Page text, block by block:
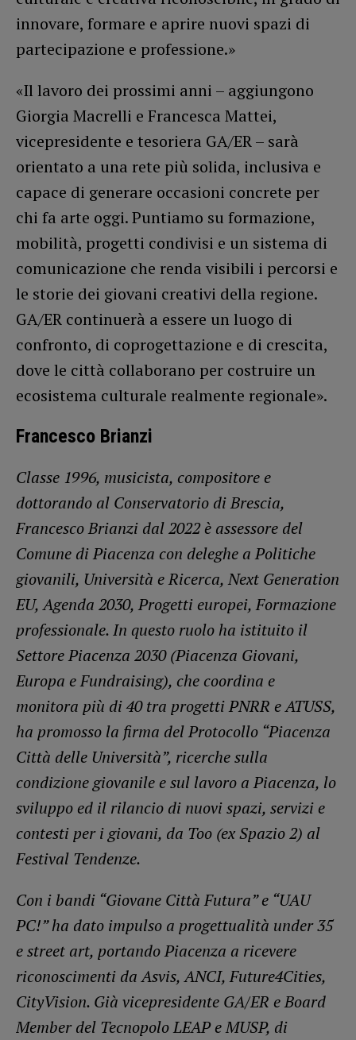
innovare, formare e aprire nuovi spazi di
partecipazione e professione.»
«Il lavoro dei prossimi anni – aggiungono
Giorgia Macrelli e Francesca Mattei,
vicepresidente e tesoriera GA/ER – sarà
orientato a una rete più solida, inclusiva e
capace di generare occasioni concrete per
chi fa arte oggi. Puntiamo su formazione,
mobilità, progetti condivisi e un sistema di
comunicazione che renda visibili i percorsi e
le storie dei giovani creativi della regione.
GA/ER continuerà a essere un luogo di
confronto, di coprogettazione e di crescita,
dove le città collaborano per costruire un
ecosistema culturale realmente regionale».
Francesco Brianzi
Classe 1996, musicista, compositore e
dottorando al Conservatorio di Brescia,
Francesco Brianzi dal 2022 è assessore del
Comune di Piacenza con deleghe a Politiche
giovanili, Università e Ricerca, Next Generation
EU, Agenda 2030, Progetti europei, Formazione
professionale. In questo ruolo ha istituito il
Settore Piacenza 2030 (Piacenza Giovani,
Europa e Fundraising), che coordina e
monitora più di 40 tra progetti PNRR e ATUSS,
ha promosso la firma del Protocollo “Piacenza
Città delle Università”, ricerche sulla
condizione giovanile e sul lavoro a Piacenza, lo
sviluppo ed il rilancio di nuovi spazi, servizi e
contesti per i giovani, da Too (ex Spazio 2) al
Festival Tendenze.
Con i bandi “Giovane Città Futura” e “UAU
PC!” ha dato impulso a progettualità under 35
e street art, portando Piacenza a ricevere
riconoscimenti da Asvis, ANCI, Future4Cities,
CityVision. Già vicepresidente GA/ER e Board
Member del Tecnopolo LEAP e MUSP, di